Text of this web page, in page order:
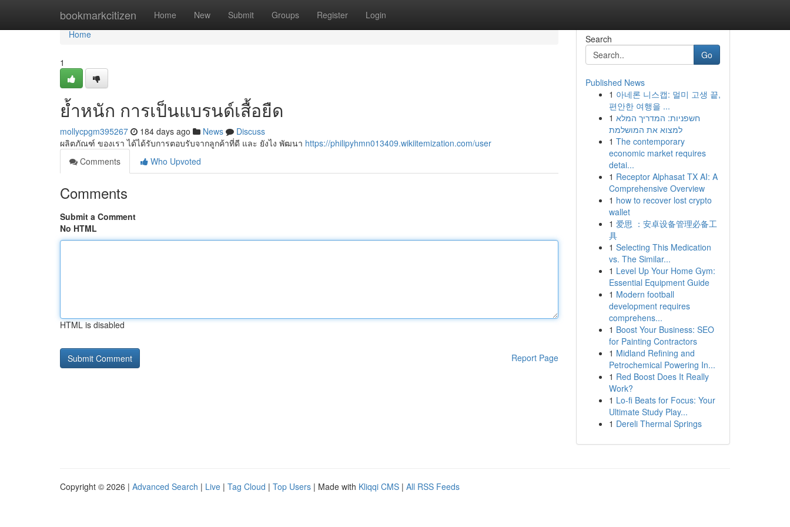
bookmarkcitizen Home New Submit Groups Register Login
Home
Home
1
ย้ำหนัก การเป็นแบรนด์เสื้อยืด
mollycpgm395267 184 days ago News
Discuss
ผลิตภัณฑ์ ของเรา ได้ได้รับการตอบรับจากลูกค้าที่ดี และ ยังไง พัฒนา https://philipyhmn013409.wikiitemization.com/user
Comments
Who Upvoted
Comments
Submit a Comment
No HTML
HTML is disabled
Report Page
Search
Go
Published News
1 아네론 니스캡: 멀미 고생 끝,
편안한 여행을 ...
1 חשפניות: המדריך המלא
למצוא את המושלמת
1 The contemporary
economic market requires
detai...
1 Receptor Alphasat TX AI: A
Comprehensive Overview
1 how to recover lost crypto
wallet
1 爱思 ：安卓设备管理必备工
具
1 Selecting This Medication
vs. The Similar...
1 Level Up Your Home Gym:
Essential Equipment Guide
1 Modern football
development requires
comprehens...
1 Boost Your Business: SEO
for Painting Contractors
1 Midland Refining and
Petrochemical Powering In...
1 Red Boost Does It Really
Work?
1 Lo-fi Beats for Focus: Your
Ultimate Study Play...
1 Dereli Thermal Springs
Copyright © 2026 | Advanced Search | Live | Tag Cloud | Top Users | Made with Kliqqi CMS | All RSS Feeds